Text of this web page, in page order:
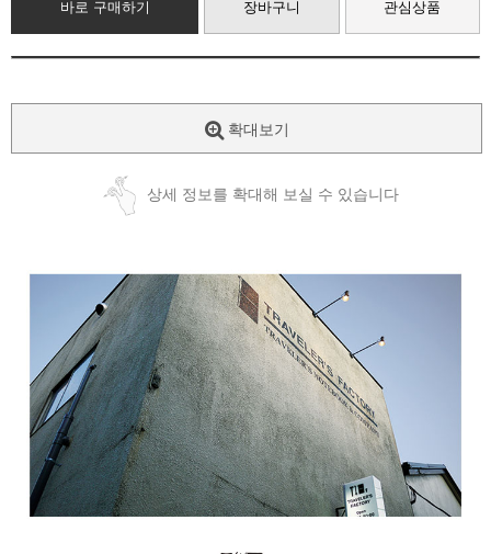
바로 구매하기 장바구니 관심상품
확대보기
상세 정보를 확대해 보실 수 있습니다